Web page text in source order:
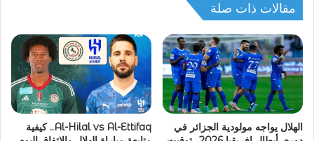
مقالات ذات صلة
الهلال يواجه مولودية الجزائر في
Al-Hilal vs Al-Ettifaq.. كيفية